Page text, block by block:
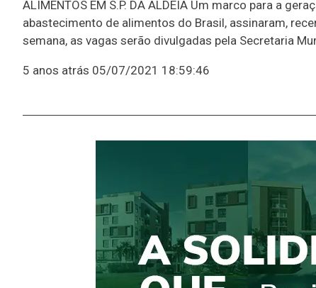
ALIMENTOS EM S.P. DA ALDEIA Um marco para a
abastecimento de alimentos do Brasil, assinaram,
semana, as vagas serão divulgadas pela Secretaria
5 anos atrás 05/07/2021 18:59:46